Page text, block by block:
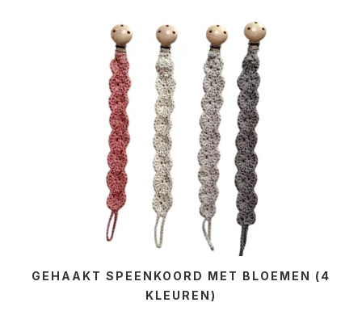
GEHAAKT SPEENKOORD MET BLOEMEN (4
KLEUREN)